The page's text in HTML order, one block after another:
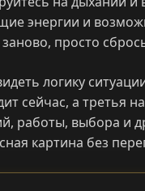
энергии и
просто
логику
сейчас, а третья
работы, выбора и
картина без